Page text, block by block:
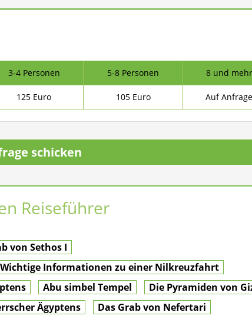
3-4 Personen 5-8 Personen 8 und mehr
125 Euro 105 Euro Auf Anfrage
schicken
Reiseführer
von Sethos I
Wichtige Informationen zu einer Nilkreuzfahrt
Abu simbel Tempel
Die Pyramiden von
Ägyptens Das Grab von Nefertari